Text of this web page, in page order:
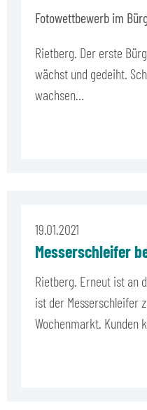
Fotowettbewerb im
Rietberg. Der erste
wächst und gedeiht.
wachsen…
19.01.2021
Messerschleifer
Rietberg. Erneut ist an
ist der Messerschleifer
Wochenmarkt. Kunden